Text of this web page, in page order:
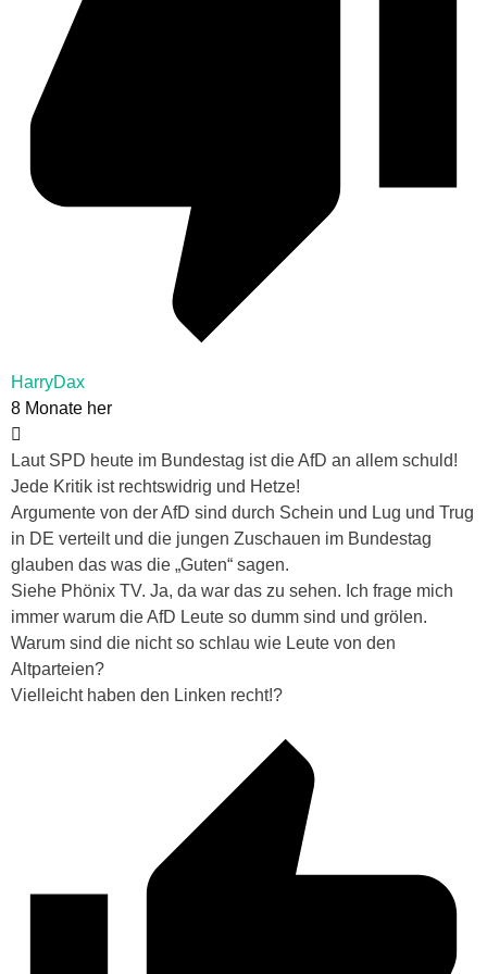
HarryDax
8 Monate her
Laut SPD heute im Bundestag ist die AfD an allem schuld!
Jede Kritik ist rechtswidrig und Hetze!
Argumente von der AfD sind durch Schein und Lug und Trug
in DE verteilt und die jungen Zuschauen im Bundestag
glauben das was die „Guten“ sagen.
Siehe Phönix TV. Ja, da war das zu sehen. Ich frage mich
immer warum die AfD Leute so dumm sind und grölen.
Warum sind die nicht so schlau wie Leute von den
Altparteien?
Vielleicht haben den Linken recht!?